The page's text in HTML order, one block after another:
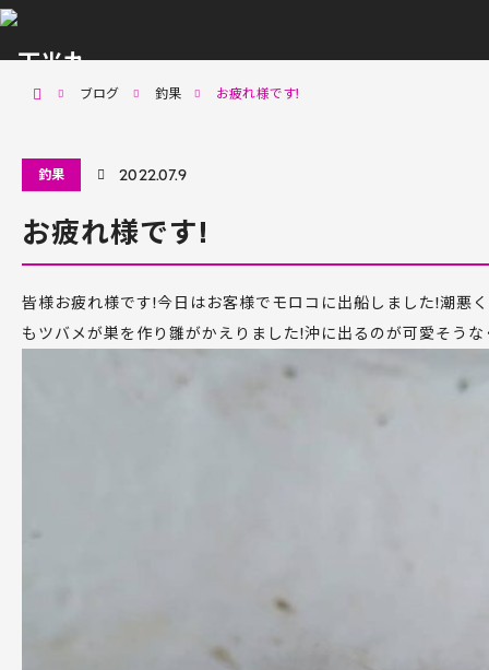
menu
ブログ
釣果 お疲れ様です!
釣果 2022.07.9
お疲れ様です!
皆様お疲れ様です!今日はお客様でモロコに出船しました!潮悪
もツバメが巣を作り雛がかえりました!沖に出るのが可愛そう